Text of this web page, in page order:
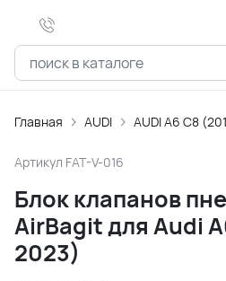
Главная AUDI AUDI A6 C8
Артикул FAT-V-016
Блок клапанов
AirBagit для Audi
2023)